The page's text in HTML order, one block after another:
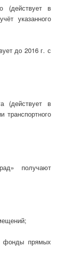
(действует в
указанного
до 2016 г. с
(действует в
транспортного
получают
прямых